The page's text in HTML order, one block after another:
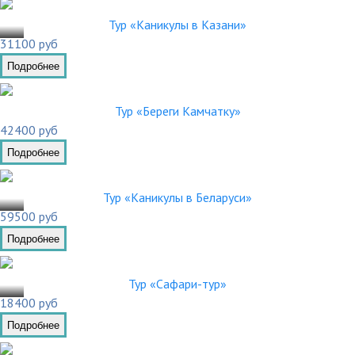
Тур «Каникулы в Казани»
31100 руб
Подробнее
Тур «Береги Камчатку»
42400 руб
Подробнее
Тур «Каникулы в Беларуси»
59500 руб
Подробнее
Тур «Сафари-тур»
18400 руб
Подробнее